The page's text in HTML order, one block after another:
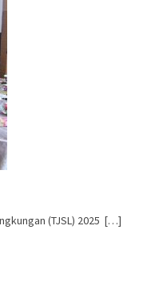
(TJSL) 2025 […]